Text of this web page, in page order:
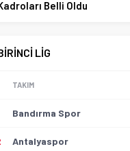
Belli Oldu
LİG
TAKIM
Bandırma Spor
Antalyaspor